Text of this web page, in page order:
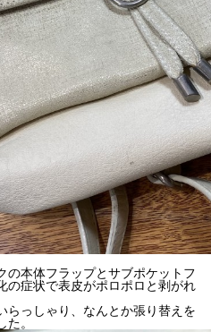
の本体フラップとサブポケットフ
の症状で表皮がポロポロと剥がれ
らっしゃり、なんとか張り替えを
。